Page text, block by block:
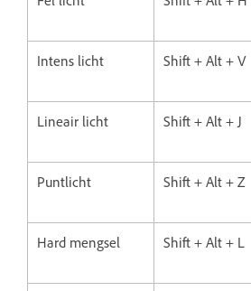
Intens licht Shift + Alt + V
Lineair licht Shift + Alt + J
Puntlicht Shift + Alt + Z
Hard mengsel Shift + Alt + L